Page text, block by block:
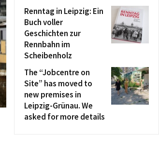
Renntag in Leipzig: Ein
Buch voller
Geschichten zur
Rennbahn im
Scheibenholz
The “Jobcentre on
Site” has moved to
new premises in
Leipzig-Grünau. We
asked for more details